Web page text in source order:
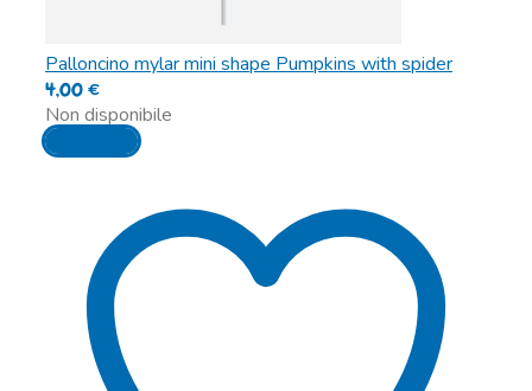
Palloncino mylar mini shape Pumpkins with spider
4,00€
Non disponibile
Leggi tutto